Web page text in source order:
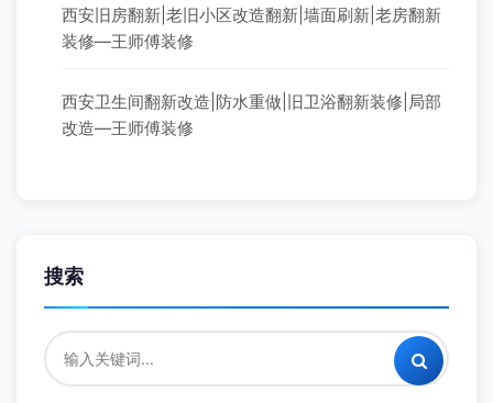
西安旧房翻新|老旧小区改造翻新|墙面刷新|老房翻新
装修—王师傅装修
西安卫生间翻新改造|防水重做|旧卫浴翻新装修|局部
改造—王师傅装修
搜索